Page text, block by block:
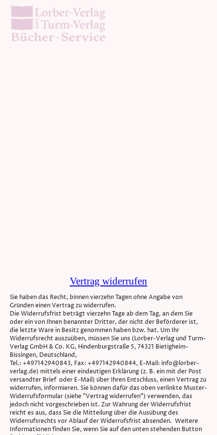
Vertrag widerrufen
Sie haben das Recht, binnen vierzehn Tagen ohne Angabe von
Gründen einen Vertrag zu widerrufen.
Die Widerrufsfrist beträgt vierzehn Tage ab dem Tag, an dem Sie
oder ein von Ihnen benannter Dritter, der nicht der Beförderer ist,
die letzte Ware in Besitz genommen haben bzw. hat. Um Ihr
Widerrufsrecht auszuüben, müssen Sie uns (Lorber-Verlag und Turm-
Verlag GmbH & Co. KG, Hindenburgstraße 5, 74321 Bietigheim-
Bissingen, Deutschland,
Tel.: +497142940843, Fax: +497142940844, E-Mail: info@lorber-
verlag.de) mittels einer eindeutigen Erklärung (z. B. ein mit der Post
versandter Brief oder E-Mail) über Ihren Entschluss, einen Vertrag zu
widerrufen, informieren. Sie können dafür das oben verlinkte Muster-
Widerrufsformular (siehe "Vertrag widerrufen") verwenden, das
jedoch nicht vorgeschrieben ist. Zur Wahrung der Widerrufsfrist
reicht es aus, dass Sie die Mitteilung über die Ausübung des
Widerrufsrechts vor Ablauf der Widerrufsfrist absenden. Weitere
Informationen finden Sie, wenn Sie auf den unten stehenden Button